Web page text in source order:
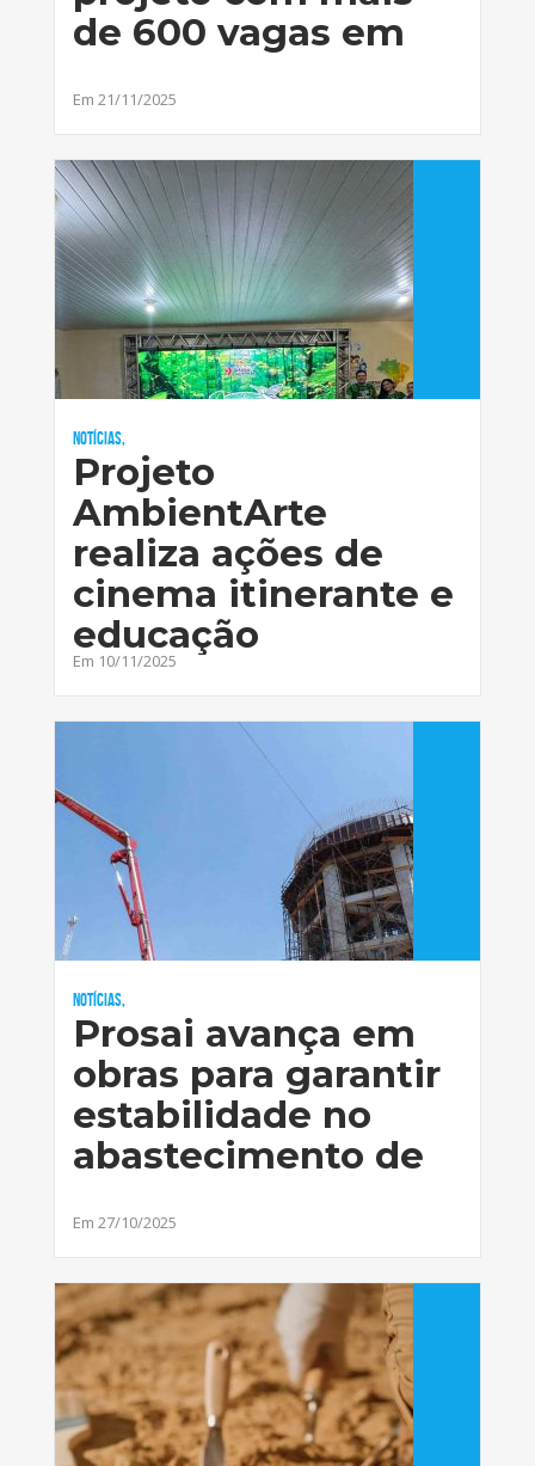
de 600 vagas em
Em 21/11/2025
Notícias,
Projeto
AmbientArte
realiza ações de
cinema itinerante e
educação
Em 10/11/2025
Notícias,
Prosai avança em
obras para garantir
estabilidade no
abastecimento de
Em 27/10/2025